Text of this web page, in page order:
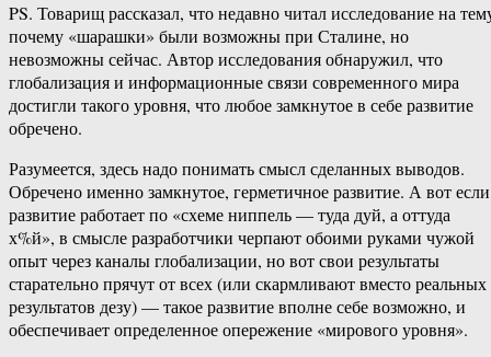
PS. Товарищ рассказал, что недавно читал исследование на
почему «шарашки» были возможны при Сталине, но
невозможны сейчас. Автор исследования обнаружил, что
глобализация и информационные связи современного мира
достигли такого уровня, что любое замкнутое в себе развитие
обречено.
Разумеется, здесь надо понимать смысл сделанных выводов.
Обречено именно замкнутое, герметичное развитие. А вот если
развитие работает по «схеме ниппель — туда дуй, а оттуда
х%й», в смысле разработчики черпают обоими руками чужой
опыт через каналы глобализации, но вот свои результаты
старательно прячут от всех (или скармливают вместо реальных
результатов дезу) — такое развитие вполне себе возможно, и
обеспечивает определенное опережение «мирового уровня».